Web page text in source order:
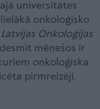
universitātes
onkoloģisko
Latvijas Onkoloģijas
mēnešos ir
onkoloģiska
pirmreizēji.